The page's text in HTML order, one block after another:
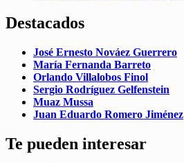
Destacados
José Ernesto Nováez Guerrero
María Fernanda Barreto
Orlando Villalobos Finol
Sergio Rodríguez Gelfenstein
Muaz Mussa
Juan Eduardo Romero Jiménez
Te pueden interesar